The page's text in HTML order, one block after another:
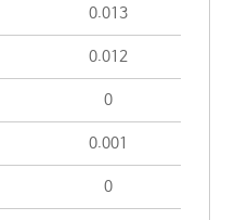
0.013
0.012
0
0.001
0